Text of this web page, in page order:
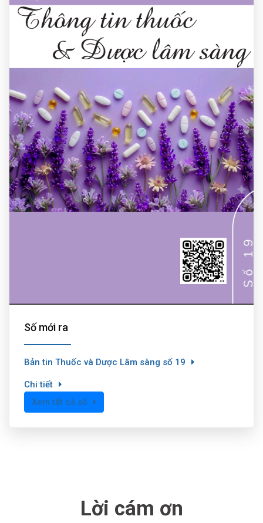
Số mới ra
Bản tin Thuốc và Dược Lâm sàng số 19
Chi tiết
Xem tất cả số
Lời cám ơn